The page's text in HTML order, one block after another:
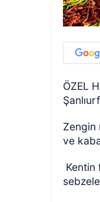
ÖZEL
Zengin
ve
Kentin